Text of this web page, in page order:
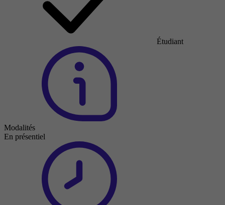
Étudiant
Modalités
En présentiel